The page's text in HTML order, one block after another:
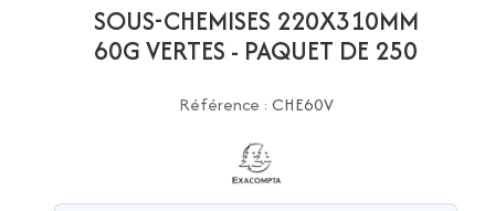
SOUS-CHEMISES 220X310MM
60G VERTES - PAQUET DE 250
Référence : CHE60V